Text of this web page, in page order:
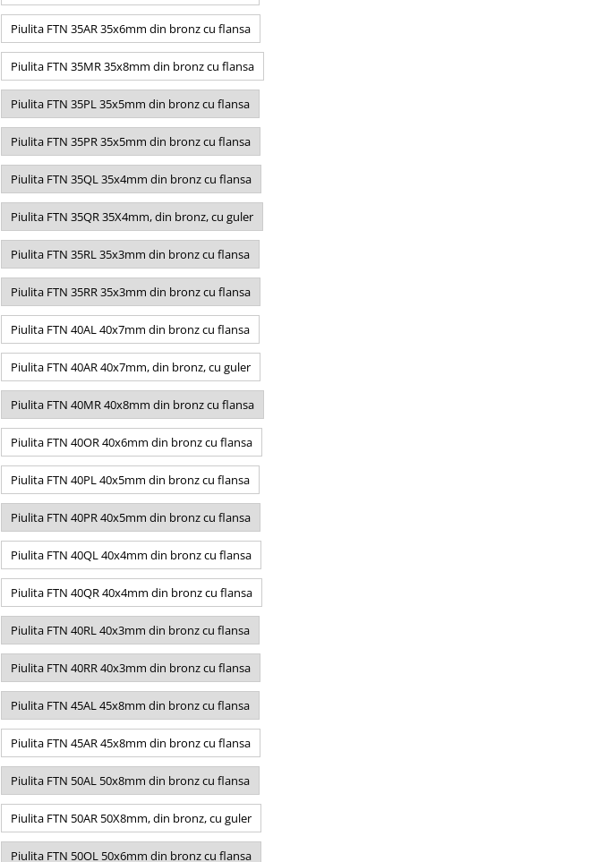
Piulita FTN 35AR 35x6mm din bronz cu flansa
Piulita FTN 35MR 35x8mm din bronz cu flansa
Piulita FTN 35PL 35x5mm din bronz cu flansa
Piulita FTN 35PR 35x5mm din bronz cu flansa
Piulita FTN 35QL 35x4mm din bronz cu flansa
Piulita FTN 35QR 35X4mm, din bronz, cu guler
Piulita FTN 35RL 35x3mm din bronz cu flansa
Piulita FTN 35RR 35x3mm din bronz cu flansa
Piulita FTN 40AL 40x7mm din bronz cu flansa
Piulita FTN 40AR 40x7mm, din bronz, cu guler
Piulita FTN 40MR 40x8mm din bronz cu flansa
Piulita FTN 40OR 40x6mm din bronz cu flansa
Piulita FTN 40PL 40x5mm din bronz cu flansa
Piulita FTN 40PR 40x5mm din bronz cu flansa
Piulita FTN 40QL 40x4mm din bronz cu flansa
Piulita FTN 40QR 40x4mm din bronz cu flansa
Piulita FTN 40RL 40x3mm din bronz cu flansa
Piulita FTN 40RR 40x3mm din bronz cu flansa
Piulita FTN 45AL 45x8mm din bronz cu flansa
Piulita FTN 45AR 45x8mm din bronz cu flansa
Piulita FTN 50AL 50x8mm din bronz cu flansa
Piulita FTN 50AR 50X8mm, din bronz, cu guler
Piulita FTN 50OL 50x6mm din bronz cu flansa